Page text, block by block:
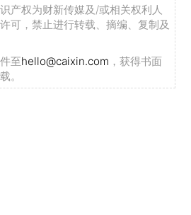
产权为财新传媒及/或相关权利人
可，禁止进行转载、摘编、复制及
至hello@caixin.com ，获得书面
。